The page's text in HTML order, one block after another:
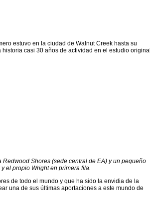
estuvo en la ciudad de Walnut Creek hasta su
casi 30 años de actividad en el estudio original
Shores (sede central de EA) y un pequeño
el propio Wright en primera fila.
de todo el mundo y que ha sido la envidia de la
una de sus últimas aportaciones a este mundo de